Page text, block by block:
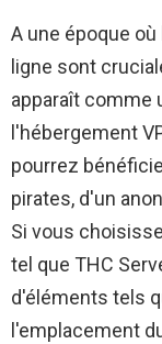
A une époque
ligne sont
apparaît comme
l'hébergement
pourrez
pirates, d'un
Si vous
tel que THC
d'éléments tels
l'emplacement